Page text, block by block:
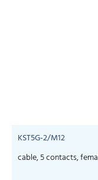
KST5G-2/M12
cable, 5 contacts,